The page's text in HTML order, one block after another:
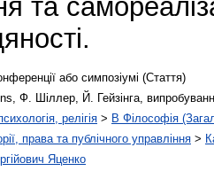
та
або симпозіумі (Стаття)
Ф. Шіллер, Й. Гейзінга,
релігія > B Філософія
права та публічного управління >
Яценко